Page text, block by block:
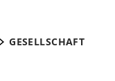
GESELLSCHAFT